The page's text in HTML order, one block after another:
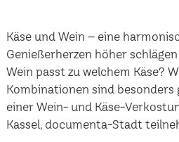
Käse und Wein – eine
Genießerherzen höher
Wein passt zu welchem Käse?
Kombinationen sind besonders
einer Wein- und Käse-
Kassel, documenta-Stadt